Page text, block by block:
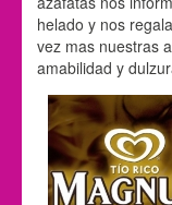
helado y nos
vez mas nuestras
amabilidad y